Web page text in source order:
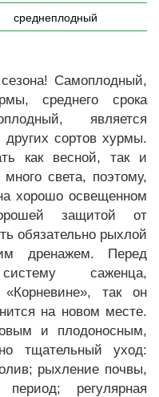
среднеплодный
Самоплодный,
среднего срока
является
сортов хурмы.
как весной, так и
света, поэтому,
хорошо освещенном
защитой от
обязательно рыхлой
дренажем. Перед
саженца,
так он
на новом месте.
и плодоносным,
тщательный уход:
рыхление почвы,
регулярная